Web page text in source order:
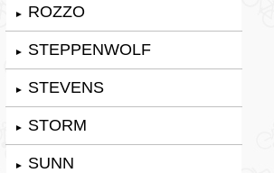
► ROZZO
► STEPPENWOLF
► STEVENS
► STORM
► SUNN